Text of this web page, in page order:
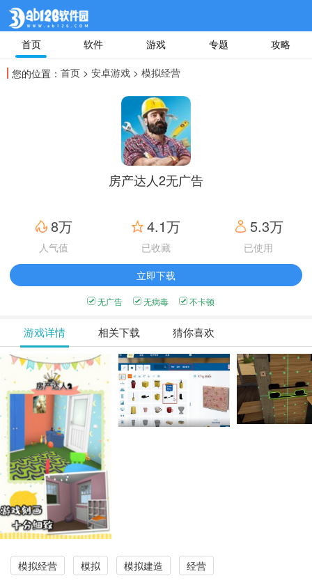
首页 软件 游戏 专题 攻略
您的位置： 首页 > 安卓游戏 > 模拟经营
房产达人2无广告
8万
人气值
4.1万
已收藏
5.3万
已使用
立即下载
无广告 无病毒 不卡顿
游戏详情 相关下载 猜你喜欢
模拟经营 模拟 模拟建造 经营